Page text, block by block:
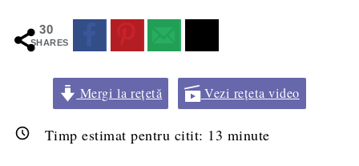
30
SHARES
Mergi la rețetă Vezi rețeta video
Timp estimat pentru citit: 13 minute